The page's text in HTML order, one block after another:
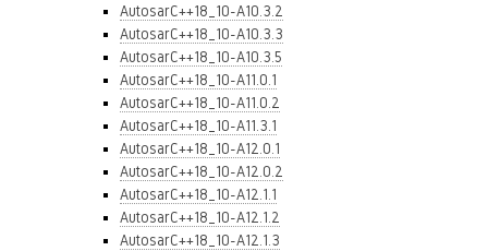
AutosarC++18_10-A10.3.2
AutosarC++18_10-A10.3.3
AutosarC++18_10-A10.3.5
AutosarC++18_10-A11.0.1
AutosarC++18_10-A11.0.2
AutosarC++18_10-A11.3.1
AutosarC++18_10-A12.0.1
AutosarC++18_10-A12.0.2
AutosarC++18_10-A12.1.1
AutosarC++18_10-A12.1.2
AutosarC++18_10-A12.1.3